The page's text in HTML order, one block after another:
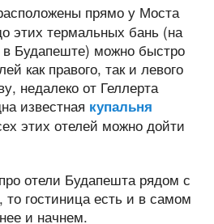
прямо у Моста
этих термальных бань (на
Будапеште) можно быстро
как правого, так и левого
недалеко от Геллерта
известная купальня
этих отелей можно дойти
отели Будапешта рядом с
то гостиница есть и в самом
и начнем.